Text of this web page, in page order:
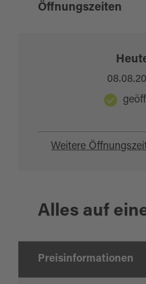
Öffnungszeiten
Weitere
Alles auf
Preisinformationen